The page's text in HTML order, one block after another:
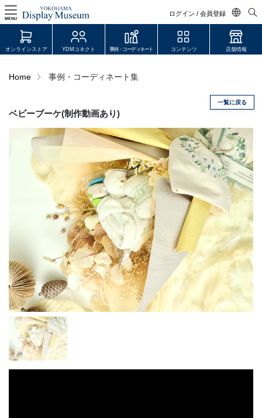
ログイン / 会員登録
日本語
MENU
YDM Connect
会員登録・取引申請
JDCA(ディスプレイスクール)
店舗情報・営業日
会社情報
採用情報
お問い合わせ
オンラインストア YDMコネクト 事例・コーディネート コンテンツ 店舗情報
Home 事例・コーディネート集
一覧に戻る
ベビーブーケ(制作動画あり)